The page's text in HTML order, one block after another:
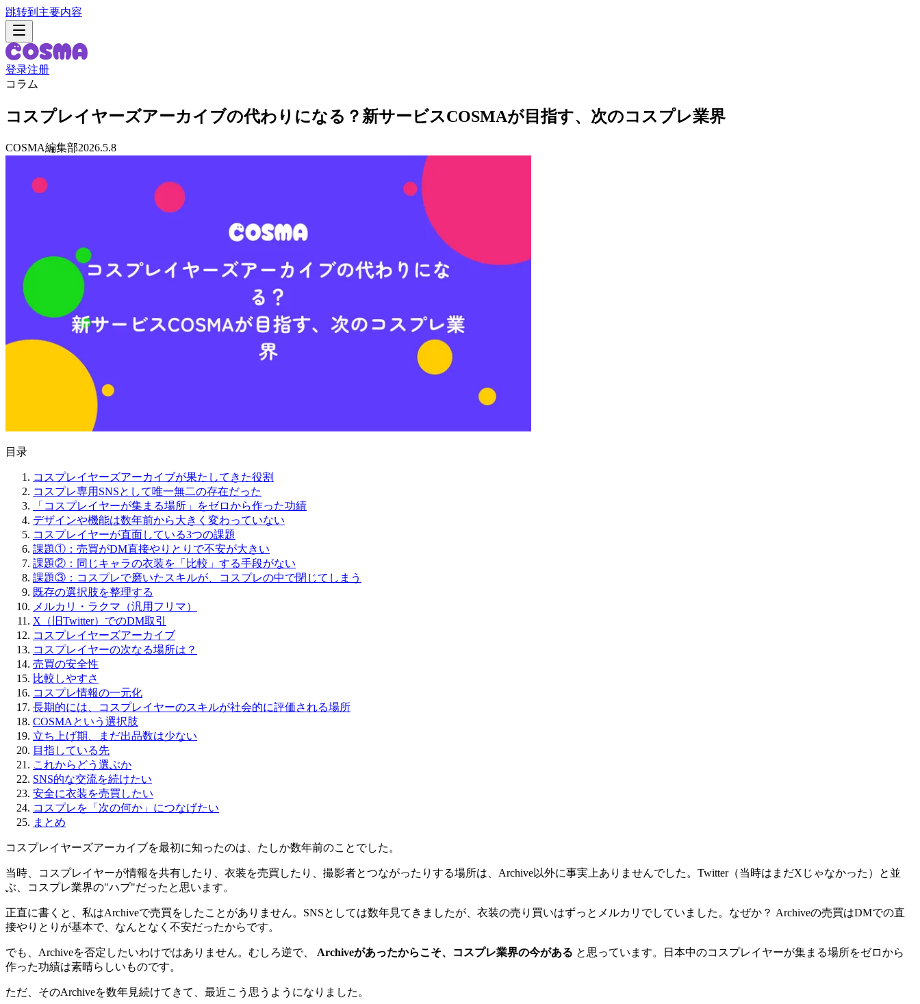
跳转到主要内容
登录注册
コラム
コスプレイヤーズアーカイブの代わりになる？新サービスCOSMAが目指す、次のコスプレ業界
COSMA編集部2026.5.8
目录
コスプレイヤーズアーカイブが果たしてきた役割
コスプレ専用SNSとして唯一無二の存在だった
「コスプレイヤーが集まる場所」をゼロから作った功績
デザインや機能は数年前から大きく変わっていない
コスプレイヤーが直面している3つの課題
課題①：売買がDM直接やりとりで不安が大きい
課題②：同じキャラの衣装を「比較」する手段がない
課題③：コスプレで磨いたスキルが、コスプレの中で閉じてしまう
既存の選択肢を整理する
メルカリ・ラクマ（汎用フリマ）
X（旧Twitter）でのDM取引
コスプレイヤーズアーカイブ
コスプレイヤーの次なる場所は？
売買の安全性
比較しやすさ
コスプレ情報の一元化
長期的には、コスプレイヤーのスキルが社会的に評価される場所
COSMAという選択肢
立ち上げ期、まだ出品数は少ない
目指している先
これからどう選ぶか
SNS的な交流を続けたい
安全に衣装を売買したい
コスプレを「次の何か」につなげたい
まとめ
コスプレイヤーズアーカイブを最初に知ったのは、たしか数年前のことでした。
当時、コスプレイヤーが情報を共有したり、衣装を売買したり、撮影者とつながったりする場所は、Archive以外に事実上ありませんでした。Twitter（当時はまだXじゃなかった）と並
ぶ、コスプレ業界の"ハブ"だったと思います。
正直に書くと、私はArchiveで売買をしたことがありません。SNSとしては数年見てきましたが、衣装の売り買いはずっとメルカリでしていました。なぜか？ Archiveの売買はDMでの直
接やりとりが基本で、なんとなく不安だったからです。
でも、Archiveを否定したいわけではありません。むしろ逆で、 Archiveがあったからこそ、コスプレ業界の今がある と思っています。日本中のコスプレイヤーが集まる場所をゼロから
作った功績は素晴らしいものです。
ただ、そのArchiveを数年見続けてきて、最近こう思うようになりました。